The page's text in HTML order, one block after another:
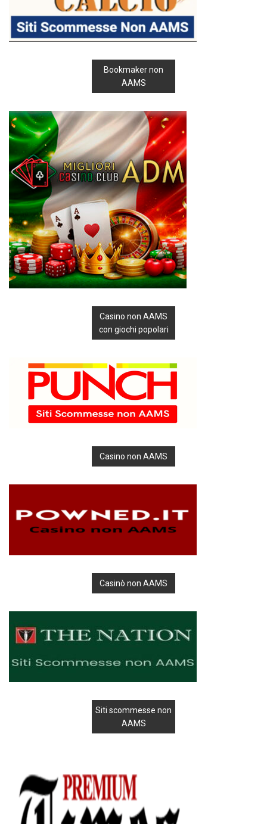
Bookmaker non
AAMS
Casino non AAMS
con giochi popolari
Casino non AAMS
Casinò non AAMS
Siti scommesse non
AAMS